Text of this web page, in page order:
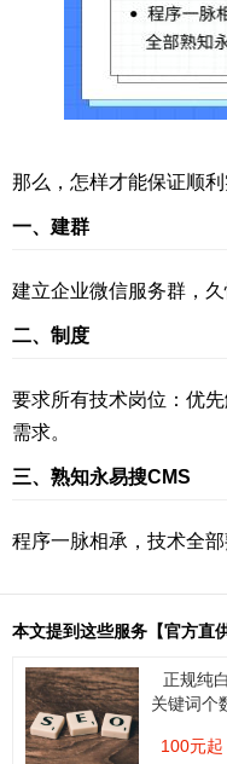
那么，怎样才能保证顺利
一、建群
建立企业微信服务群，久
二、制度
要求所有技术岗位：优
需求。
三、熟知永易搜CMS
程序一脉相承，技术全部
本文提到这些服务【官方直
正规纯
关键词个
100元起